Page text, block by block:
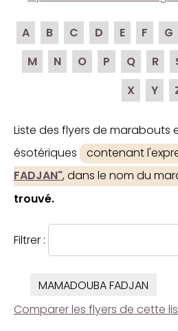
A B C D E F G
M
N O P Q R
X
Y
Liste des flyers de marabouts
ésotériques
contenant
FADJAN", dans le nom du
trouvé.
Filtrer :
MAMADOUBA FADJAN
Comparer les flyers de cette